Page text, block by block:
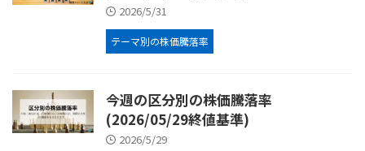
2026/5/31
テーマ別の株価騰落率
今週の区分別の株価騰落率
(2026/05/29終値基準)
2026/5/29